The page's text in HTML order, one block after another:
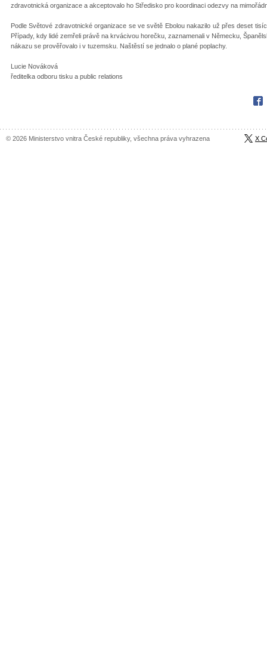
zdravotnická organizace a akceptovalo ho Středisko pro koordinaci odezvy na
Podle Světové zdravotnické organizace se ve světě Ebolou nakazilo už přes deset
Případy, kdy lidé zemřeli právě na krvácivou horečku, zaznamenali v Německu,
nákazu se prověřovalo i v tuzemsku. Naštěstí se jednalo o plané poplachy.
Lucie Nováková
ředitelka odboru tisku a public relations
© 2026 Ministerstvo vnitra České republiky, všechna práva vyhrazena X